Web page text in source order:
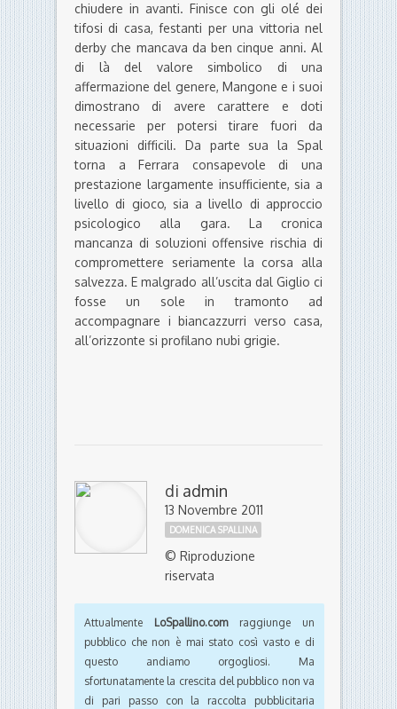
chiudere in avanti. Finisce con gli olé dei
tifosi di casa, festanti per una vittoria nel
derby che mancava da ben cinque anni. Al
di là del valore simbolico di una
affermazione del genere, Mangone e i suoi
dimostrano di avere carattere e doti
necessarie per potersi tirare fuori da
situazioni difficili. Da parte sua la Spal
torna a Ferrara consapevole di una
prestazione largamente insufficiente, sia a
livello di gioco, sia a livello di approccio
psicologico alla gara. La cronica
mancanza di soluzioni offensive rischia di
compromettere seriamente la corsa alla
salvezza. E malgrado all’uscita dal Giglio ci
fosse un sole in tramonto ad
accompagnare i biancazzurri verso casa,
all’orizzonte si profilano nubi grigie.
di admin
13 Novembre 2011
DOMENICA SPALLINA
© Riproduzione
riservata
Attualmente LoSpallino.comraggiunge un
pubblico che non è mai stato così vasto e di
questo andiamo orgogliosi. Ma
sfortunatamente la crescita del pubblico non va
di pari passo con la raccolta pubblicitaria